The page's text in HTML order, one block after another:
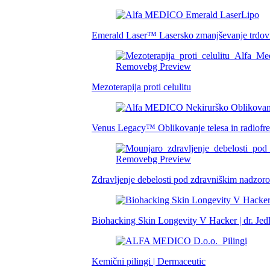
Emerald Laser™ Lasersko zmanjševanje
Mezoterapija proti celulitu
Venus Legacy™ Oblikovanje telesa in
Zdravljenje debelosti pod zdravniškim
Biohacking Skin Longevity V Hacker | dr.
Kemični pilingi | Dermaceutic